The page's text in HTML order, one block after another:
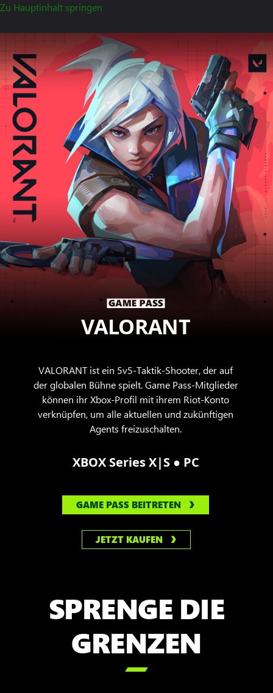
Zu Hauptinhalt springen
VALORANT
VALORANT ist ein 5v5-Taktik-Shooter, der auf
der globalen Bühne spielt. Game Pass-Mitglieder
können ihr Xbox-Profil mit ihrem Riot-Konto
verknüpfen, um alle aktuellen und zukünftigen
Agents freizuschalten.
XBOX Series X|S ● PC
GAME PASS BEITRETEN
JETZT KAUFEN
SPRENGE DIE
GRENZEN
